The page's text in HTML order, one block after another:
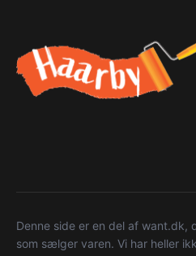
Denne side er en del af
som sælger varen. Vi har heller